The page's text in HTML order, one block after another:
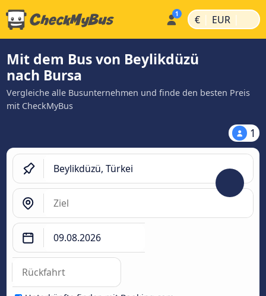
€ | EUR |
Mit dem Bus von Beylikdüzü
nach Bursa
Vergleiche alle Busunternehmen und finde den besten Preis
mit CheckMyBus
1